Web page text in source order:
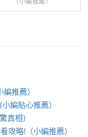
推薦）
編貼心推薦）
真相）
攻略!（小編推薦）